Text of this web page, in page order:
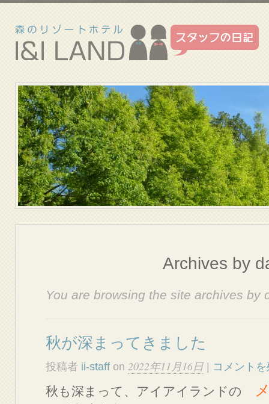
Archives by
You are browsing the site archives by
秋が深まってきました
投稿者 ii-staff on 2022年11月16日 コメント
秋も深まって、アイアイランドの